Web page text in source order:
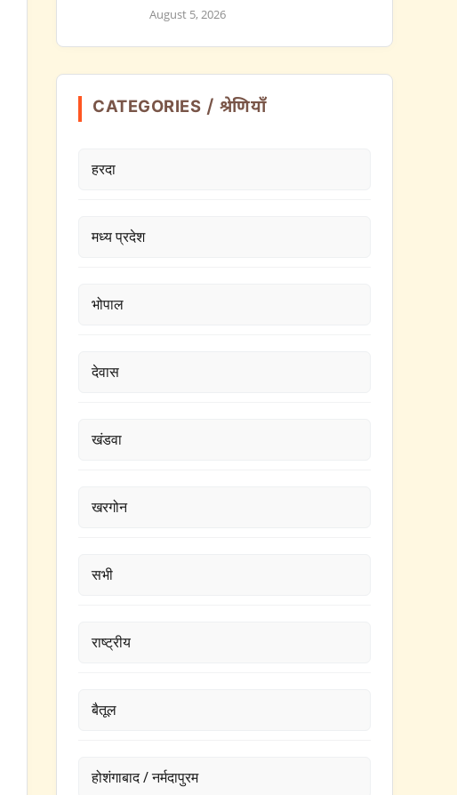
August 5, 2026
CATEGORIES / श्रेणियाँ
हरदा
मध्य प्रदेश
भोपाल
देवास
खंडवा
खरगोन
सभी
राष्ट्रीय
बैतूल
होशंगाबाद / नर्मदापुरम